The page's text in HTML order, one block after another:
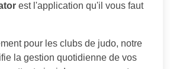
est l'application qu'il vous faut
pour les clubs de judo, notre
la gestion quotidienne de vos